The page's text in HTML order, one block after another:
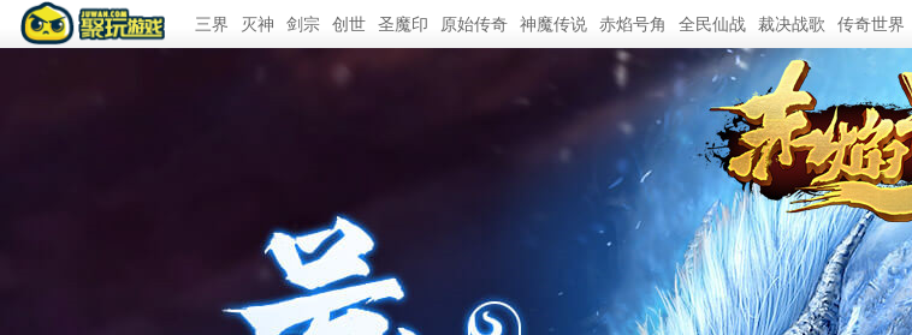
三界 灭神 剑宗 创世 圣魔印 原始传奇 神魔传说 赤焰号角 全民仙战 裁决战歌 传奇世界